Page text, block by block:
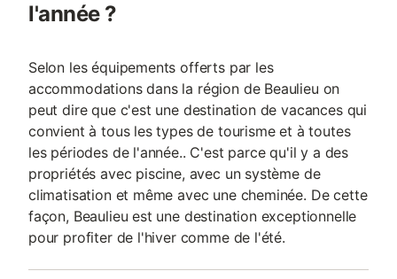
l'année ?
Selon les équipements offerts par les
accommodations dans la région de Beaulieu on
peut dire que c'est une destination de vacances qui
convient à tous les types de tourisme et à toutes
les périodes de l'année.. C'est parce qu'il y a des
propriétés avec piscine, avec un système de
climatisation et même avec une cheminée. De cette
façon, Beaulieu est une destination exceptionnelle
pour profiter de l'hiver comme de l'été.